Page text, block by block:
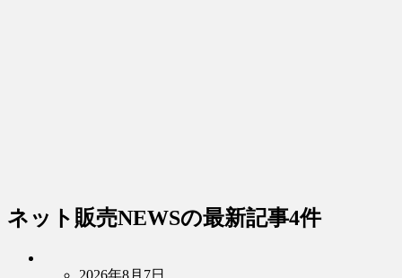
ネット販売NEWSの最新記事4件
2026年8月7日